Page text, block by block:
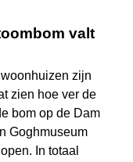
valt
zijn
zien hoe ver de
bom op de Dam
Goghmuseum
In totaal